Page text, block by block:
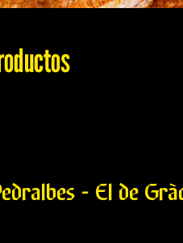
- El de